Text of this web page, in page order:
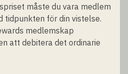
måste du vara medlem
tidpunkten för din vistelse.
medlemskap
att debitera det ordinarie